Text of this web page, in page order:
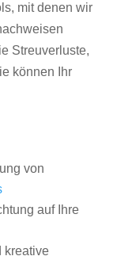
mit denen wir
Streuverluste,
können Ihr
von
auf Ihre
kreative